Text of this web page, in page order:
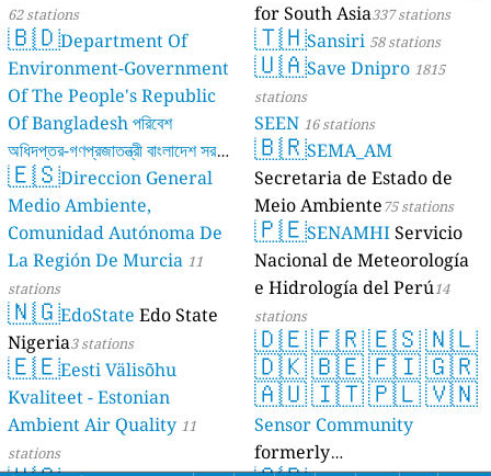
62 stations
🇧🇩Department Of
Environment-Government
Of The People's Republic
Of Bangladesh পরিবেশ
অধিদপ্তর-গণপ্রজাতন্ত্রী বাংলাদেশ সরকার
17 stations
🇪🇸Direccion General
Medio Ambiente,
Comunidad Autónoma De
La Región De Murcia 11
stations
🇳🇬EdoState Edo State
Nigeria3 stations
🇪🇪Eesti Välisõhu
Kvaliteet - Estonian
Ambient Air Quality 11
stations
for South Asia337 stations
🇹🇭Sansiri 58 stations
🇺🇦Save Dnipro 1815
stations
SEEN 16 stations
🇧🇷SEMA_AM
Secretaria de Estado de
Meio Ambiente75 stations
🇵🇪SENAMHIServicio
Nacional de Meteorología
e Hidrología del Perú14
stations
🇩🇪🇫🇷🇪🇸🇳🇱
🇩🇰🇧🇪🇫🇮🇬🇷
🇦🇺🇮🇹🇵🇱🇻🇳
Sensor Community
formerly